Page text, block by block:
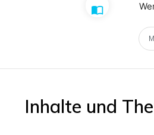
Inhalte und